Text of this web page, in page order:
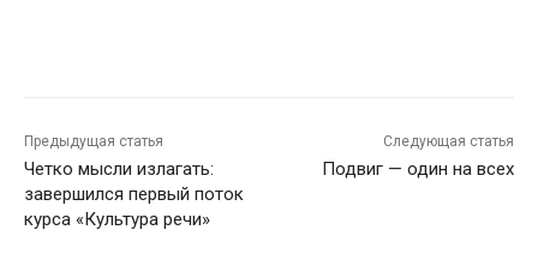
Предыдущая статья
Четко мысли излагать:
завершился первый поток
курса «Культура речи»
Следующая статья
Подвиг — один на всех